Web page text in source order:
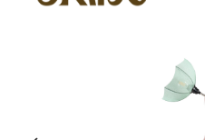
Bildergalerie überspringen